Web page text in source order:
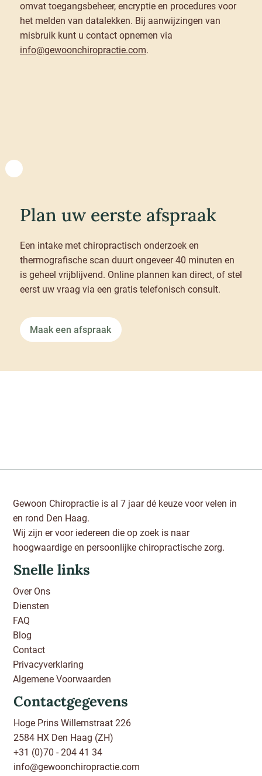
omvat toegangsbeheer, encryptie en procedures voor
het melden van datalekken. Bij aanwijzingen van
misbruik kunt u contact opnemen via
info@gewoonchiropractie.com.
Plan uw eerste afspraak
Een intake met chiropractisch onderzoek en
thermografische scan duurt ongeveer 40 minuten en
is geheel vrijblijvend. Online plannen kan direct, of stel
eerst uw vraag via een gratis telefonisch consult.
Maak een afspraak
Snelle links
Contactgegevens
Over Ons
Diensten
FAQ
Blog
Contact
Privacyverklaring
Algemene Voorwaarden
Gewoon Chiropractie is al 7 jaar dé keuze voor velen in
en rond Den Haag.
Wij zijn er voor iedereen die op zoek is naar
hoogwaardige en persoonlijke chiropractische zorg.
Hoge Prins Willemstraat 226
2584 HX Den Haag (ZH)
+31 (0)70 - 204 41 34
info@gewoonchiropractie.com